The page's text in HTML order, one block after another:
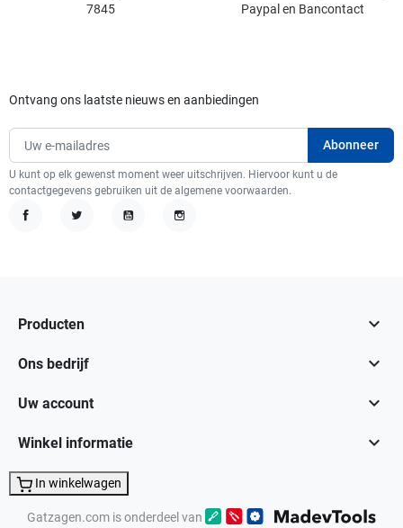
7845
Paypal en Bancontact
Ontvang ons laatste nieuws en aanbiedingen
U kunt op elk gewenst moment weer uitschrijven. Hiervoor kunt u de
contactgegevens gebruiken uit de algemene voorwaarden.
Producten 
Ons bedrijf 
Uw account 
Winkel informatie 
In winkelwagen
Gatzagen.com is onderdeel van